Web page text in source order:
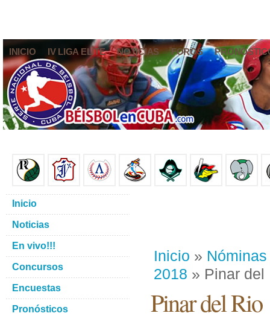
INICIO IV LIGA ELITE NOTICIAS FOROS
Inicio » Nóminas
2018 » Pinar del
Pinar del Rio
Inicio
Noticias
En vivo!!!
Concursos
Encuestas
Pronósticos